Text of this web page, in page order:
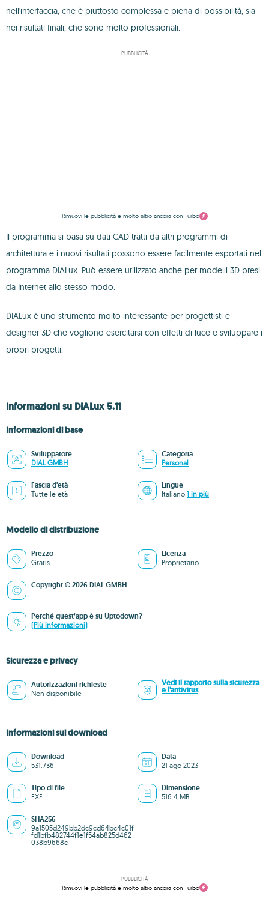
nell'interfaccia, che è piuttosto complessa e piena di possibilità, sia
nei risultati finali, che sono molto professionali.
PUBBLICITÀ
Rimuovi le pubblicità e molto altro ancora con Turbo
Il programma si basa su dati CAD tratti da altri programmi di
architettura e i nuovi risultati possono essere facilmente esportati nel
programma DIALux. Può essere utilizzato anche per modelli 3D presi
da Internet allo stesso modo.
DIALux è uno strumento molto interessante per progettisti e
designer 3D che vogliono esercitarsi con effetti di luce e sviluppare i
propri progetti.
Informazioni su DIALux 5.11
Informazioni di base
Sviluppatore
DIAL GMBH
Categoria
Personal
Fascia d'età
Tutte le età
Lingue
Italiano 1 in più
Modello di distribuzione
Prezzo
Gratis
Licenza
Proprietario
Copyright © 2026 DIAL GMBH
Perché quest’app è su Uptodown?
(Più informazioni)
Sicurezza e privacy
Autorizzazioni richieste
Non disponibile
Vedi il rapporto sulla sicurezza
e l'antivirus
Informazioni sul download
Download
531.736
Data
21 ago 2023
Tipo di file
EXE
Dimensione
516.4 MB
SHA256
9a1505d249bb2dc9cd64bc4c01f
fd1bfb482744f1e1f54ab825d462
038b9668c
PUBBLICITÀ
Rimuovi le pubblicità e molto altro ancora con Turbo